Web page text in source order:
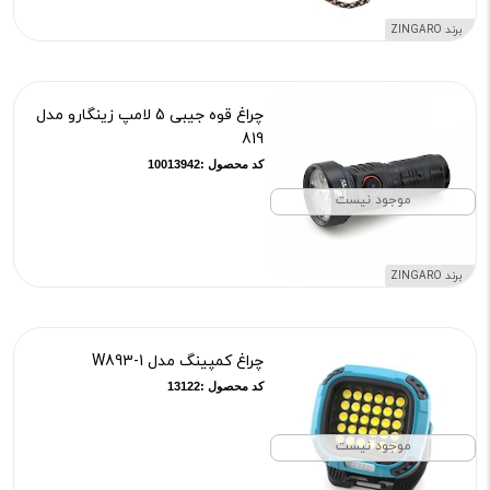
برند ZINGARO
موجود نیست
برند ZINGARO
چراغ قوه جیبی 5 لامپ زینگارو مدل
819
کد محصول :10013942
موجود نیست
چراغ کمپینگ مدل W893-1
کد محصول :13122